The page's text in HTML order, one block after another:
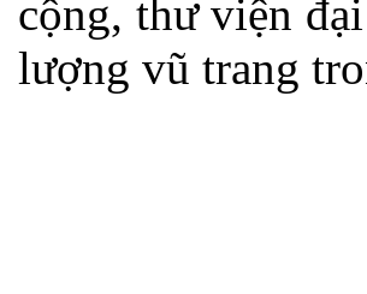
cộng, thư viện
lượng vũ trang